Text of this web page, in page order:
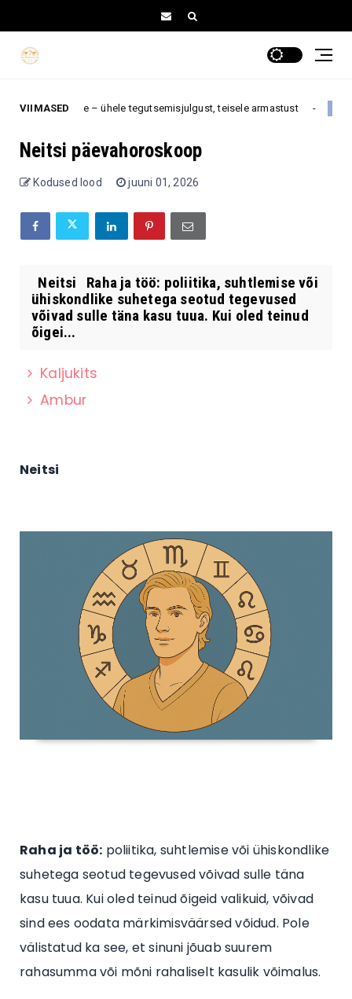
VIIMASED
eriti palju õnne – ühele tegutsemisjulgust, teisele armastust
Neitsi päevahoroskoop
Kodused lood juuni 01, 2026
Neitsi Raha ja töö: poliitika, suhtlemise või
ühiskondlike suhetega seotud tegevused
võivad sulle täna kasu tuua. Kui oled teinud
õigei...
Kaljukits
Ambur
Neitsi
Raha ja töö: poliitika, suhtlemise või ühiskondlike
suhetega seotud tegevused võivad sulle täna
kasu tuua. Kui oled teinud õigeid valikuid, võivad
sind ees oodata märkimisväärsed võidud. Pole
välistatud ka see, et sinuni jõuab suurem
rahasumma või mõni rahaliselt kasulik võimalus.